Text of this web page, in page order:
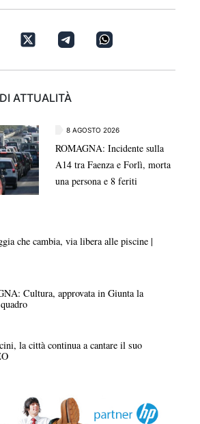
ATTUALITÀ
8 AGOSTO 2026
ROMAGNA: Incidente sulla
A14 tra Faenza e Forlì, morta
una persona e 8 feriti
che cambia, via libera alle piscine |
Cultura, approvata in Giunta la
la città continua a cantare il suo